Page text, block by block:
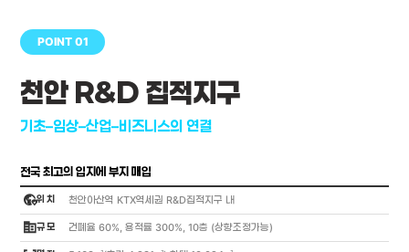
POINT 01
천안 R&D 집적지구
기초–임상–산업–비즈니스의 연결
전국 최고의 입지에 부지 매입
globe_location_pin위 치 천안아산역 KTX역세권 R&D집적지구 내
corporate_fare규 모 건폐율 60%, 용적률 300%, 10층 (상향조정가능)